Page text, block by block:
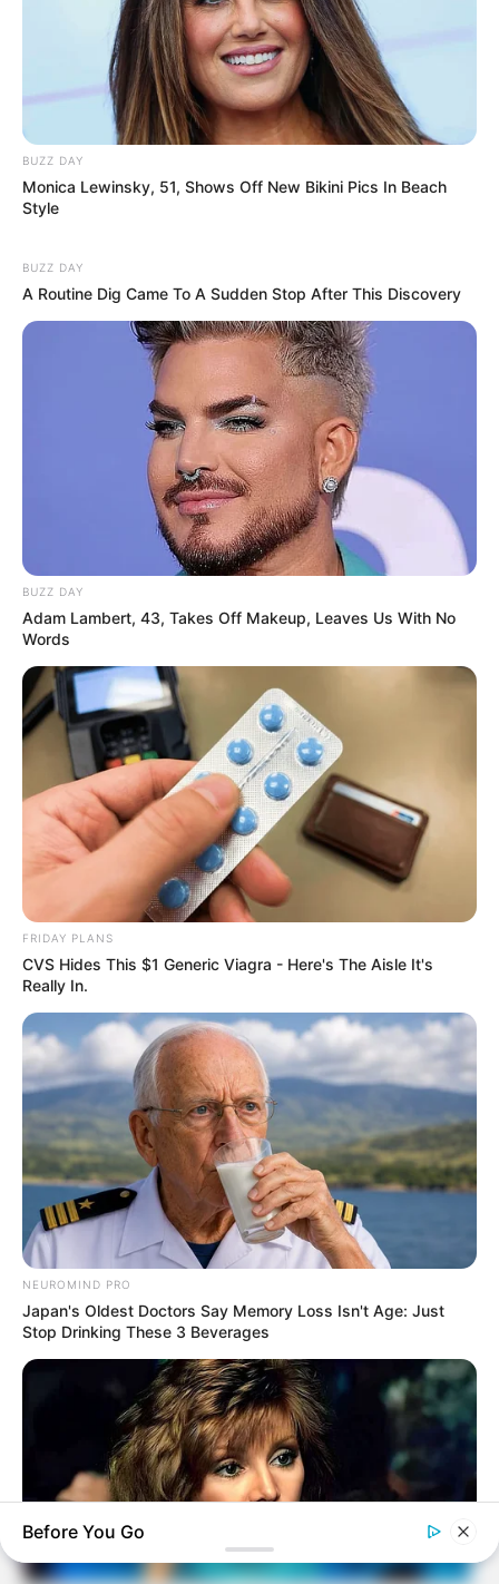
BUZZ DAY
Monica Lewinsky, 51, Shows Off New Bikini Pics In Beach
Style
BUZZ DAY
A Routine Dig Came To A Sudden Stop After This Discovery
BUZZ DAY
Adam Lambert, 43, Takes Off Makeup, Leaves Us With No
Words
FRIDAY PLANS
CVS Hides This $1 Generic Viagra - Here's The Aisle It's
Really In.
NEUROMIND PRO
Japan's Oldest Doctors Say Memory Loss Isn't Age: Just
Stop Drinking These 3 Beverages
Before You Go